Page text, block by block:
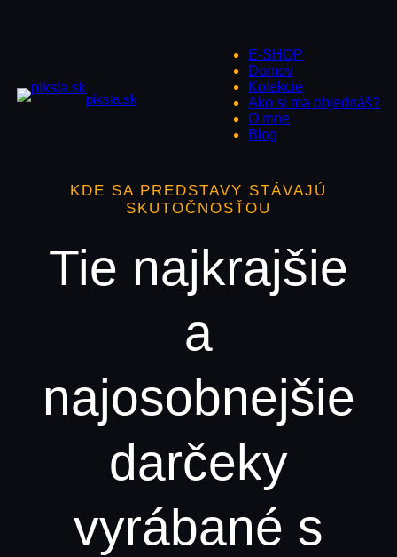
piksla.sk
E-SHOP
Domov
Kolekcie
Ako si ma objednáš?
O mne
Blog
KDE SA PREDSTAVY STÁVAJÚ
SKUTOČNOSŤOU
Tie najkrajšie
a
najosobnejšie
darčeky
vyrábané s